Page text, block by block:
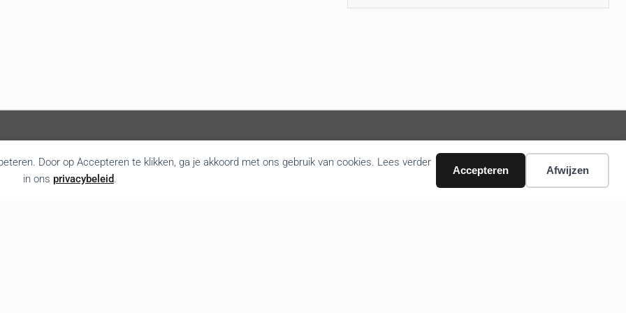
Door op Accepteren te klikken, ga je akkoord met ons gebruik van cookies. Lees verder
in ons privacybeleid.
Accepteren Afwijzen
Volg ons nieuws via email